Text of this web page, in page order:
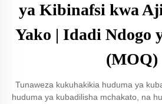
ya Kibinafsi kwa
Yako | Idadi Ndogo
(MOQ)
Tunaweza kukuhakikia huduma ya
huduma ya kubadilisha mchakato, na